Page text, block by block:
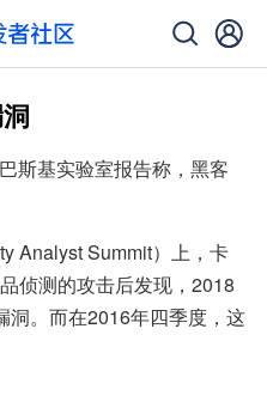
斯基实验室报告称，黑客
Analyst Summit）上，卡
侦测的攻击后发现，2018
洞。而在2016年四季度，这